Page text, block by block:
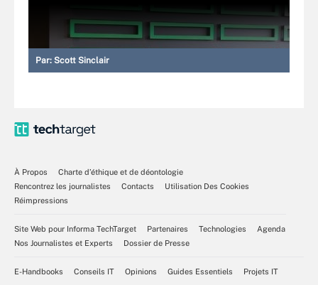
Par: Scott Sinclair
À Propos
Charte d’éthique et de déontologie
Rencontrez les journalistes
Contacts
Utilisation Des Cookies
Réimpressions
Site Web pour Informa TechTarget Partenaires Technologies
Agenda
Nos Journalistes et Experts
Dossier de Presse
E-Handbooks Conseils IT Opinions Guides Essentiels Projets IT